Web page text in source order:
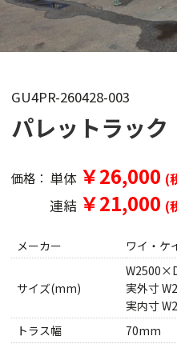
GU4PR-260428-003
パレットラック
価格： 単体 ￥26,000 (
連結 ￥21,000 (
メーカー ワイ・ケ
サイズ(mm)
実外寸
実内寸
トラス幅
70mm